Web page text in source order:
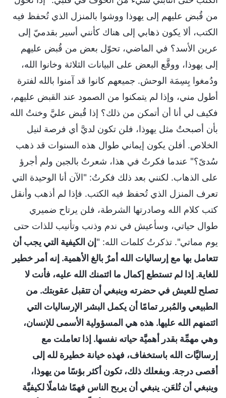
من قُبض عليهم إلى يهوذا ووشوا بالمنزل الذي تُحفظ فيه
الكتب، ألا يكون ذهابي إلى هناك كأنني أسير بقدميّ إلى
عرين الأسد؟ في الماضي، تحوّل بعض من قُبض عليهم
إلى يهوذا، ووقَّع البعض على البيانات الثلاثة وخانوا الله،
ودُمغوا بِسِمَة الوحش. جميعهم كانوا قد آمنوا بالله لفترة
أطول مني، وإذا لم يتمكنوا من الصمود عند القبض عليهم،
فكيف لي أنا أن أتمكن من ذلك؟ إذا قُبض عليَّ وخنتُ الله
بأن أصبحتُ مثل يهوذا، فلن تكون لديَّ أي فرصة لنيل
الخلاص. أفلن يكون إيماني طوال هذه السنوات قد ذهب
سُدىً؟" عندما فكرتُ في هذا، شعرتُ بالجبن ولم أجرؤ
على الذهاب. لكنني بعد ذلك فكرتُ: "الآن أنا الوحيدة التي
تعرف المنزل الذي تُحفظ فيه الكتب. فإذا لم أذهب وأنقل
كتب كلام الله وصادرتها الشرطة، فلن يرتاح ضميري
طوال حياتي، وسأعيش في ندم وذنب وتأنيب للذات حتى
يوم مماتي". تذكرتُ كلمات الله: "إن الكيفية التي يجب أن
تتعامل بها مع إرساليات الله أمرٌ بالغ الأهمية. إنه أمر خطير
للغاية. إذا لم تستطع إكمال ما ائتمنك الله عليه، فأنت لا
تصلح للعيش في حضرته وينبغي أن تتقبل عقوبتك. من
الطبيعي والمُبرر تمامًا أن يكمل البشر الإرساليات التي
ائتمنهم الله عليها. هذه هي المسؤولية الأسمى للإنسان،
وهي مهمِّة بقدر أهميَّة حياته نفسها. إذا تعاملت مع
إرساليَّات الله باستخفاف، فهذه خيانة خطيرة لله إلى
أقصى درجة. وبفعلك ذلك، تكون أكثر بؤسًا من يهوذا،
وينبغي أن تُلعَن. ينبغي أن يربح الناس فهمًا شاملًا لكيفيَّة